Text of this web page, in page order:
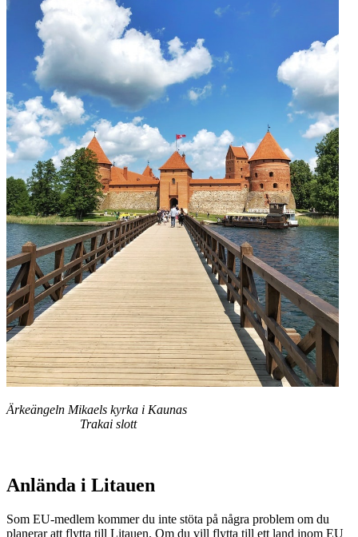
Ärkeängeln Mikaels kyrka i Kaunas
Trakai slott
Anlända i Litauen
Som EU-medlem kommer du inte stöta på några problem om du
planerar att flytta till Litauen. Om du vill flytta till ett land inom EU